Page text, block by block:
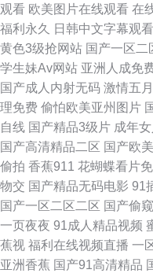
亚洲最大成人小说网 国产精海
1 99在线视频精品 欧洲香蕉av
洲在线色图区 A欧美噢噢 青青
媒蜜桃传媒 国产福利导视频导
精品 1024国产基地 豆花网站免
拍色色网 91tv蜜桃 东京热性爱
色网 91高清视频 福利导航页
观看 欧美图片在线观看 在
福利永久
日韩中文字幕观看
黄色3级抢网站 国产一区二
学生妹Av网站 亚洲人成免
国产成人内射无码 激情五
理免费 偷怕欧美亚州图片
自线 国产精品3级片 成年
国产高清精品二区 国产欧
偷拍 香蕉911 花蝴蝶看片
物交 国产精品无码电影 91
国产一区二区二区 国产偷
一页夜夜 91成人精品视频
蕉视 福利在线视频直播 一
亚洲香蕉 国产91高清精品